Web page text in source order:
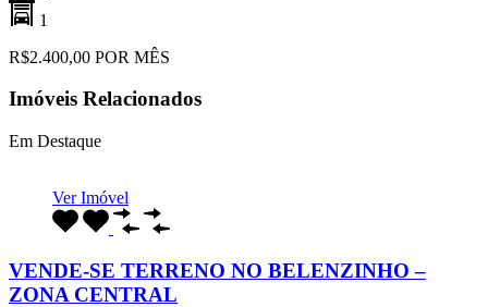
1
R$2.400,00 POR MÊS
Imóveis Relacionados
Em Destaque
Ver Imóvel
VENDE-SE TERRENO NO BELENZINHO –
ZONA CENTRAL